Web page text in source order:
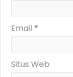
Email *
Situs Web